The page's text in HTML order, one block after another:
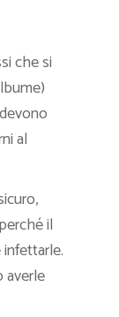
che si
al
il
averle